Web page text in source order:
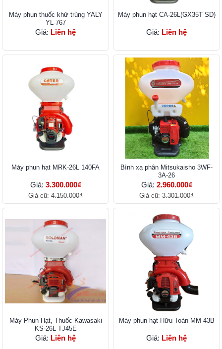
Máy phun thuốc khử trùng YALY
YL-767
Giá: Liên hệ
Máy phun hạt CA-26L(GX35T SD)
Giá: Liên hệ
Máy phun hạt MRK-26L 140FA
Giá: 3.300.000₫
Giá cũ: 4.150.000₫
Bình xạ phân Mitsukaisho 3WF-
3A-26
Giá: 2.960.000₫
Giá cũ: 3.301.000₫
Máy Phun Hạt, Thuốc Kawasaki
KS-26L TJ45E
Giá: Liên hệ
Máy phun hạt Hữu Toàn MM-43B
Giá: Liên hệ